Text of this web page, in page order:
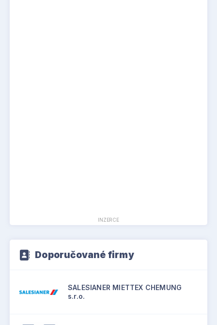
INZERCE
Doporučované firmy
SALESIANER MIETTEX CHEMUNG
s.r.o.